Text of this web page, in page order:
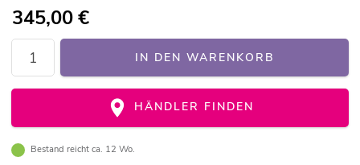
345,00€
IN DEN WARENKORB
HÄNDLER FINDEN
Bestand reicht ca. 12 Wo.